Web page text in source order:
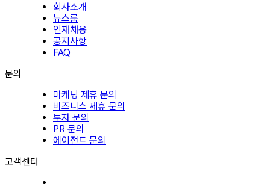
회사소개
뉴스룸
인재채용
공지사항
FAQ
문의
마케팅 제휴 문의
비즈니스 제휴 문의
투자 문의
PR 문의
에이전트 문의
고객센터